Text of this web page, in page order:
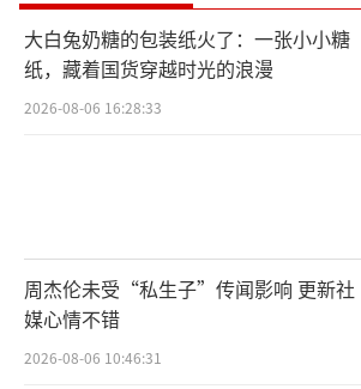
大白兔奶糖的包装纸火了：一张小小糖
纸，藏着国货穿越时光的浪漫
2026-08-06 16:28:33
周杰伦未受“私生子”传闻影响 更新社
媒心情不错
2026-08-06 10:46:31